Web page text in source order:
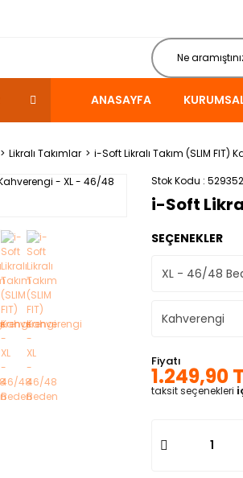
ANASAYFA
Likralı Takımlar
i-Soft Likralı Takım (SLIM
Stok Kodu
i-Soft
SEÇENEKLER
Fiyatı
1.249,90
taksit seçenekleri